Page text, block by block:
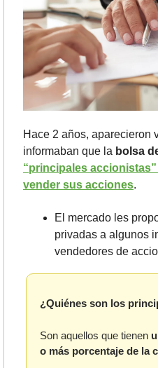
Hace 2 años, aparecieron
informaban que la bolsa
“principales
vender sus acciones.
El mercado les
privadas a algunos
vendedores de
¿Quiénes son los
Son aquellos que tienen
o más porcentaje de la